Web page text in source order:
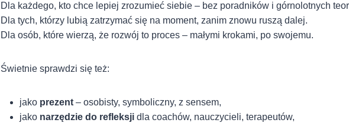
Dla każdego, kto chce lepiej zrozumieć siebie – bez poradników i górnolotnych
Dla tych, którzy lubią zatrzymać się na moment, zanim znowu ruszą dalej.
Dla osób, które wierzą, że rozwój to proces – małymi krokami, po swojemu.
Świetnie sprawdzi się też:
jako prezent – osobisty, symboliczny, z sensem,
jako narzędzie do refleksji dla coachów, nauczycieli, terapeutów,